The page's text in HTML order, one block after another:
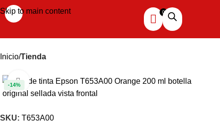
Skip to main content
Inicio Tienda
-14% Haga clic para ampliar
SKU: T653A00